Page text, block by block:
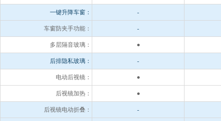
一键升降车窗： -
车窗防夹手功能： -
多层隔音玻璃： ●
后排隐私玻璃： -
电动后视镜： ●
后视镜加热： ●
后视镜电动折叠： -